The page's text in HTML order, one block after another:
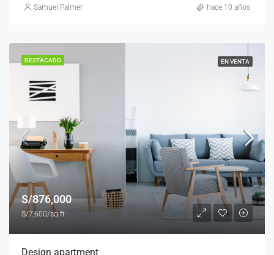
Samuel Palmer hace 10 años
DESTACADO EN VENTA
S/876,000
S/7,600/sq ft
Design apartment